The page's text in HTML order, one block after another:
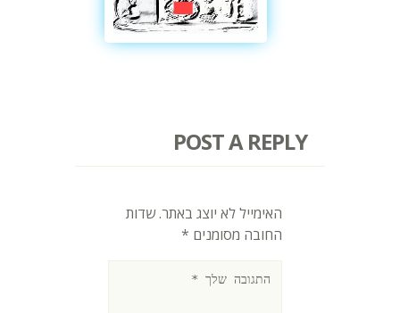
POST A REPLY
האימייל לא יוצג באתר.שדות
החובה מסומנים *